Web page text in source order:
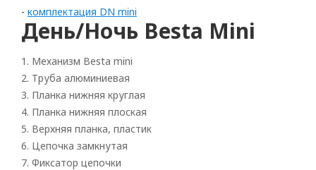
Horizontal
- комплектация DN mini
День/Ночь Besta Mini
1. Механизм Besta mini
2. Труба алюминиевая
3. Планка нижняя круглая
4. Планка нижняя плоская
5. Верхняя планка, пластик
6. Цепочка замкнутая
7. Фиксатор цепочки